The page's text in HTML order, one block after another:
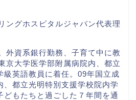
ングホスピタルジャパン代表理
外資系銀行勤務、子育て中に教
京大学医学部附属病院内、都立
級英語教員に着任。09年国立成
、都立光明特別支援学校院内学
どもたちと過ごした７年間を通